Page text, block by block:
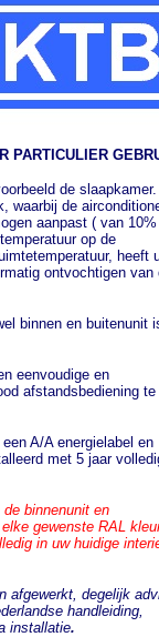
PARTICULIER
de slaapkamer.
waarbij de
aanpast ( van
op de
heeft
ontvochtigen van
binnen en buitenunit
eenvoudige en
afstandsbediening te
A/A energielabel en
met 5 jaar
binnenunit en
gewenste RAL
in uw huidige
afgewerkt, degelijk
handleiding,
installatie.